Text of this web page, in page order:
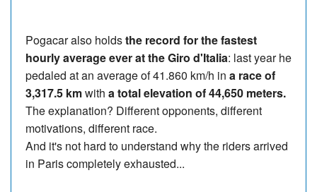
Pogacar also holdsthe record for the fastest
hourly average ever at the Giro d'Italia: last year he
pedaled at an average of 41.860 km/h in a race of
3,317.5 kmwith a total elevation of 44,650 meters.
The explanation? Different opponents, different
motivations, different race.
And it's not hard to understand why the riders arrived
in Paris completely exhausted...